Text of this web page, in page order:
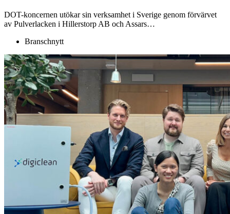
DOT-koncernen utökar sin verksamhet i Sverige genom förvärvet
av Pulverlacken i Hillerstorp AB och Assars…
Branschnytt